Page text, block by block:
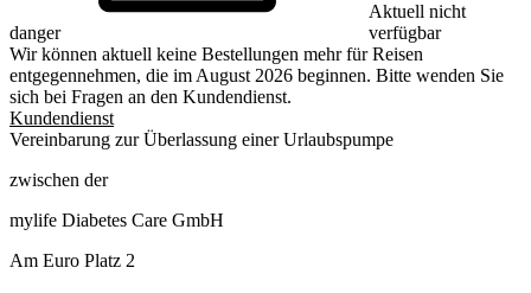
danger
Aktuell nicht
verfügbar
Wir können aktuell keine Bestellungen mehr für Reisen
entgegennehmen, die im August 2026 beginnen. Bitte wenden Sie
sich bei Fragen an den Kundendienst.
Kundendienst
Vereinbarung zur Überlassung einer Urlaubspumpe
zwischen der
mylife Diabetes Care GmbH
Am Euro Platz 2